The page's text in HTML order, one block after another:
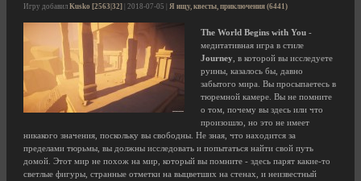
Игру добавил Kusko [2563|32] | 2018-07-05 | Я ищу, квесты, приключения (6441)
The World Begins with You -
медитативная игра в стиле
Journey , в которой вы исследуете
руины, казалось бы, давно
забытого мира. Вы просыпаетесь в
тюремной камере. Вы не помните
о том, почему вы здесь или что
произошло, но это не имеет
никакого значения, поскольку вы свободны. Не зная, что находится за
пределами тюрьмы, вы должны исследовать и попытаться найти свой путь
домой. Этот мир не похож на мир, который вы помните - здесь парят какие-то
светлые фигуры, странные отметки на выцветших на стенах, и неизвестный